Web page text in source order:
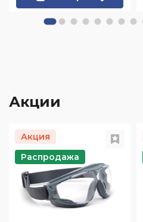
Акции
Акция
Распродажа